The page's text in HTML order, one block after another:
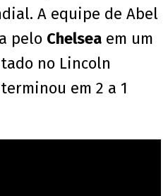
A equipe de Abel
pelo Chelsea em um
no Lincoln
em 2 a 1